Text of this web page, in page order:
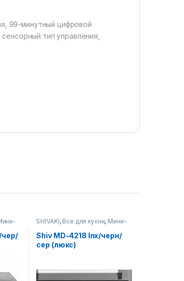
99-минутный цифровой
тип управления,
чер/
SHIVAKI, Все для кухни, Мини-
Shiv MD-4218 Inx/черн/
сер (люкс)